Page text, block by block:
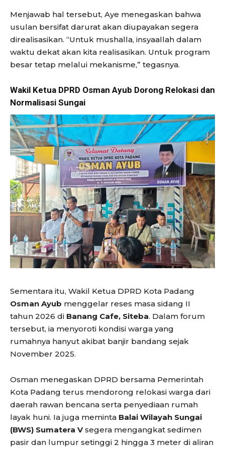
Menjawab hal tersebut, Aye menegaskan bahwa
usulan bersifat darurat akan diupayakan segera
direalisasikan. “Untuk mushalla, insyaallah dalam
waktu dekat akan kita realisasikan. Untuk program
besar tetap melalui mekanisme,” tegasnya.
Wakil Ketua DPRD Osman Ayub Dorong Relokasi dan
Normalisasi Sungai
Sementara itu, Wakil Ketua DPRD Kota Padang
Osman Ayub menggelar reses masa sidang II
tahun 2026 di Banang Cafe, Siteba. Dalam forum
tersebut, ia menyoroti kondisi warga yang
rumahnya hanyut akibat banjir bandang sejak
November 2025.
Osman menegaskan DPRD bersama Pemerintah
Kota Padang terus mendorong relokasi warga dari
daerah rawan bencana serta penyediaan rumah
layak huni. Ia juga meminta Balai Wilayah Sungai
(BWS) Sumatera Vsegera mengangkat sedimen
pasir dan lumpur setinggi 2 hingga 3 meter di aliran